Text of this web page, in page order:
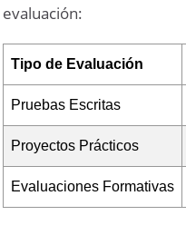
evaluación:
Tipo de Evaluación
Pruebas Escritas
Proyectos Prácticos
Evaluaciones Formativas